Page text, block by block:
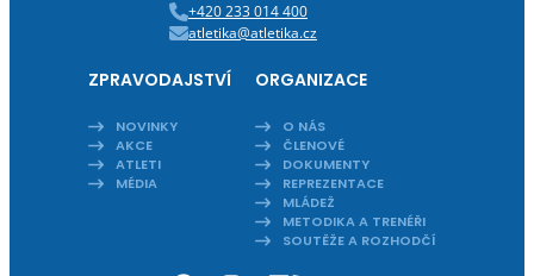
+420 233 014 400
atletika@atletika.cz
ZPRAVODAJSTVÍ
NOVINKY
AKCE
ATLETI
MÉDIA
ORGANIZACE
O NÁS
ČLENOVÉ
DOKUMENTY
REPREZENTACE
MLÁDEŽ
METODIKA A TRENÉŘI
SOUTĚŽE A ROZHODČÍ